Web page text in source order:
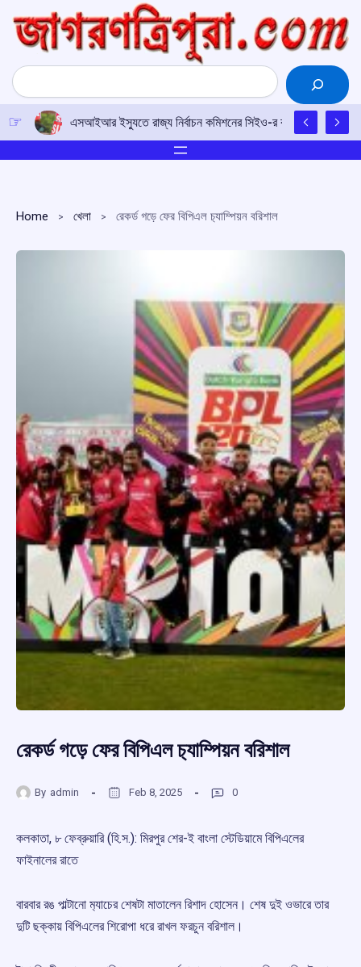
content
Search
এসআইআর ইস্যুতে রাজ্য নির্বাচন কমিশনের সিইও-র কাছে
Home খেলা রেকর্ড গড়ে ফের বিপিএল চ‍্যাম্পিয়ন বরিশাল
রেকর্ড গড়ে ফের বিপিএল চ‍্যাম্পিয়ন বরিশাল
By admin Feb 8, 2025 0
কলকাতা, ৮ ফেব্রুয়ারি (হি.স.): মিরপুর শের-ই বাংলা স্টেডিয়ামে বিপিএলের
ফাইনালের রাতে
বারবার রঙ পাল্টানো ম‍্যাচের শেষটা মাতালেন রিশাদ হোসেন। শেষ দুই ওভারে তার
দুটি ছক্কায় বিপিএলের শিরোপা ধরে রাখল ফরচুন বরিশাল।